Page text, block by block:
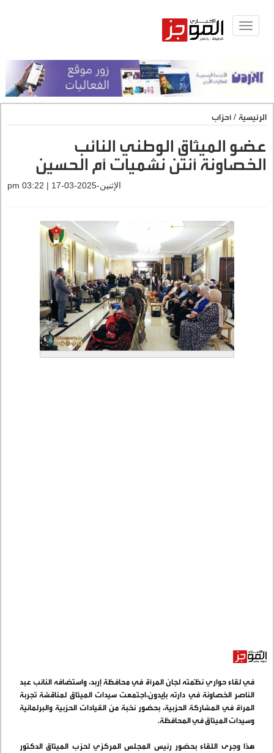
Toggle
الرئيسية / أحزاب
عضو الميثاق الوطني النائب
الخصاونة أنتن نشميات أم الحسين
الإثنين-2025-03-17 | 03:22 pm
في لقاء حواري نظّمته لجان المرأة في محافظة إربد، واستضافه النائب عبد
الناصر الخصاونة في دارته بإيدون،اجتمعت سيدات الميثاق لمناقشة تجربة
المرأة في المشاركة الحزبية، بحضور نخبة من القيادات الحزبية والبرلمانية
وسيدات الميثاق في المحافظة.
هذا وجرى اللقاء بحضور رئيس المجلس المركزي لحزب الميثاق الدكتور